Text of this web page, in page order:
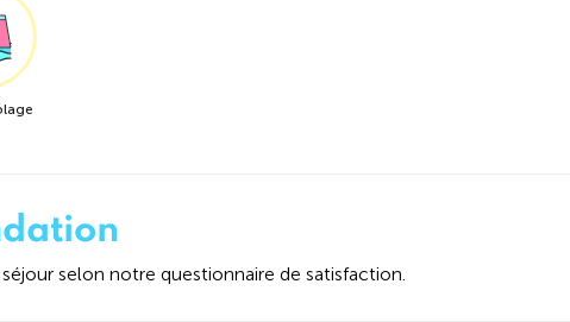
selon notre questionnaire de satisfaction.